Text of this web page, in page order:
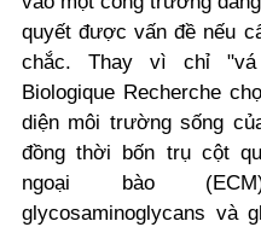
quyết được vấn đề nếu
chắc. Thay vì chỉ "vá
Biologique Recherche
diện môi trường sống
đồng thời bốn trụ cột
ngoại bào
glycosaminoglycans và